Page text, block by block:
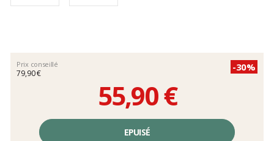
Prix conseillé
79,90 €
-30%
55,90 €
unitaire,
EPUISÉ